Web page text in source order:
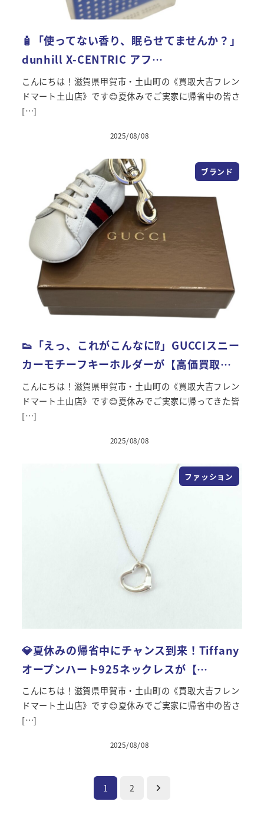
🧴「使ってない香り、眠らせてませんか？」
dunhill X-CENTRIC アフ…
こんにちは！滋賀県甲賀市・土山町の《買取大吉フレン
ドマート土山店》です😊夏休みでご実家に帰省中の皆さ
[…]
投稿日
2025/08/08
ブランド
👟「えっ、これがこんなに⁉」GUCCIスニー
カーモチーフキーホルダーが【高価買取…
こんにちは！滋賀県甲賀市・土山町の《買取大吉フレン
ドマート土山店》です😊夏休みでご実家に帰ってきた皆
[…]
投稿日
2025/08/08
ファッション
💎夏休みの帰省中にチャンス到来！Tiffany
オープンハート925ネックレスが【…
こんにちは！滋賀県甲賀市・土山町の《買取大吉フレン
ドマート土山店》です😊夏休みでご実家に帰省中の皆さ
[…]
投稿日
2025/08/08
1 2